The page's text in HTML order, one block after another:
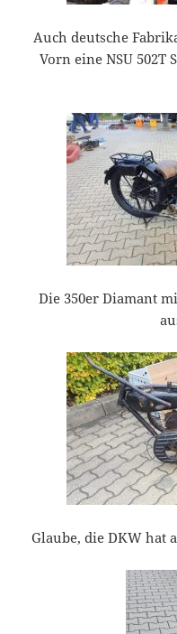
Auch deutsche
Vorn eine NSU
Die 350er Diamant
Glaube, die DKW hat